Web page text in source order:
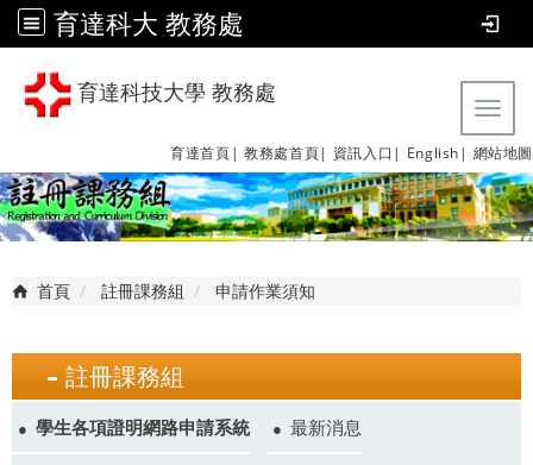
育達科大 教務處
育達科技大學 教務處
育達首頁| 教務處首頁| 資訊入口| English| 網站地圖
首頁 註冊課務組 申請作業須知
註冊課務組
學生各項證明網路申請系統 最新消息